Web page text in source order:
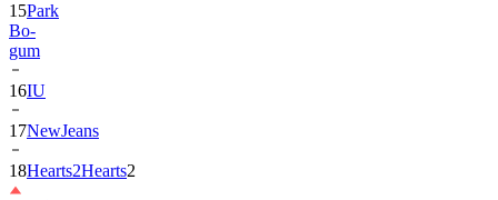
15Park
Bo-
gum
16IU
17NewJeans
18Hearts2Hearts2